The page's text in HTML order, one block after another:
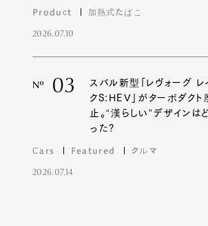
Product 加熱式たばこ
2026.07.10
Nº 03
スバル新型「レヴォーグ レ
クS:HEV」がターボダクト
止。“漢らしい”デザインは
った?
Cars Featured クルマ
2026.07.14